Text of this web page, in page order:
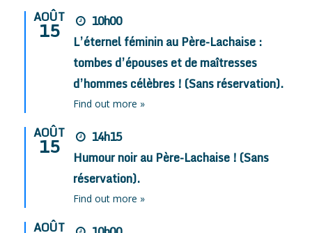
AOÛT
15
10h00
L’éternel féminin au Père-Lachaise :
tombes d’épouses et de maîtresses
d’hommes célèbres ! (Sans réservation).
Find out more »
AOÛT
15
14h15
Humour noir au Père-Lachaise ! (Sans
réservation).
Find out more »
AOÛT